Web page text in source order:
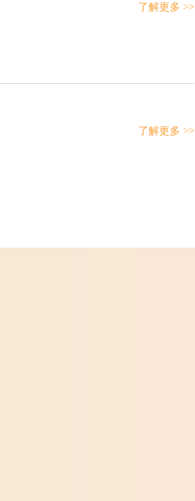
了解更多 >>
了解更多 >>